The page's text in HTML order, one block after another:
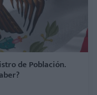
de Población.